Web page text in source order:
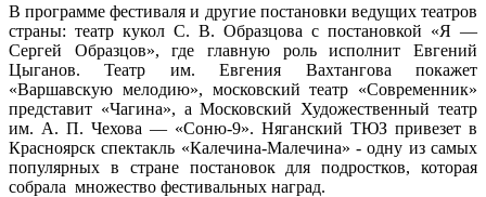
В программе фестиваля и другие постановки ведущих театров
страны: театр кукол С. В. Образцова с постановкой «Я —
Сергей Образцов», где главную роль исполнит Евгений
Цыганов. Театр им. Евгения Вахтангова покажет
«Варшавскую мелодию», московский театр «Современник»
представит «Чагина», а Московский Художественный театр
им. А. П. Чехова — «Соню-9». Няганский ТЮЗ привезет в
Красноярск спектакль «Калечина-Малечина» - одну из самых
популярных в стране постановок для подростков, которая
собрала множество фестивальных наград.